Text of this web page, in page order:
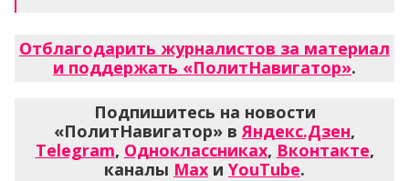
Отблагодарить журналистов за материал
и поддержать «ПолитНавигатор».
Подпишитесь на новости
«ПолитНавигатор» вЯндекс.Дзен,
Telegram, Одноклассниках, Вконтакте,
каналы Max и YouTube.